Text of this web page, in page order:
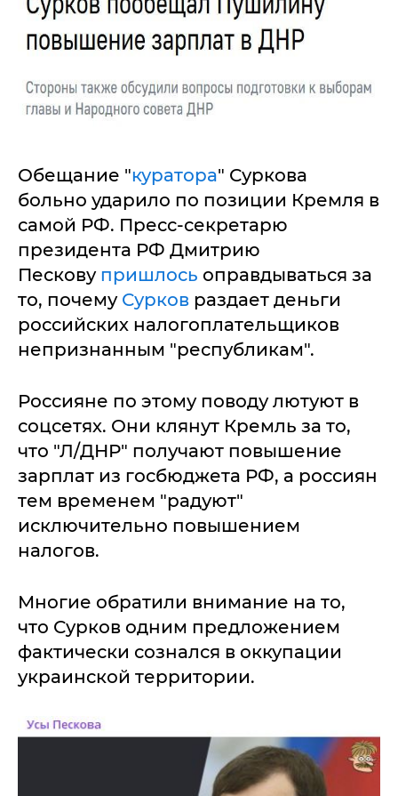
Обещание "куратора" Суркова
больно ударило по позиции Кремля в
самой РФ. Пресс-секретарю
президента РФ Дмитрию
Пескову пришлось оправдываться за
то, почему Сурков раздает деньги
российских налогоплательщиков
непризнанным "республикам".
Россияне по этому поводу лютуют в
соцсетях. Они клянут Кремль за то,
что "Л/ДНР" получают повышение
зарплат из госбюджета РФ, а россиян
тем временем "радуют"
исключительно повышением
налогов.
Многие обратили внимание на то,
что Сурков одним предложением
фактически сознался в оккупации
украинской территории.